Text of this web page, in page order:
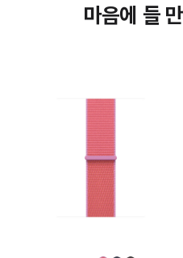
마음에 들